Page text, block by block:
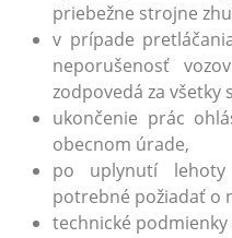
priebežne strojne
v prípade
neporušenosť
zodpovedá za všetky
ukončenie prác
obecnom úrade,
po uplynutí
potrebné požiadať o
technické